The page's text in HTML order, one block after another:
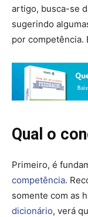
artigo, busca-se
sugerindo
por competência.
Qual o
Primeiro, é
competência.
somente com as
dicionário, verá